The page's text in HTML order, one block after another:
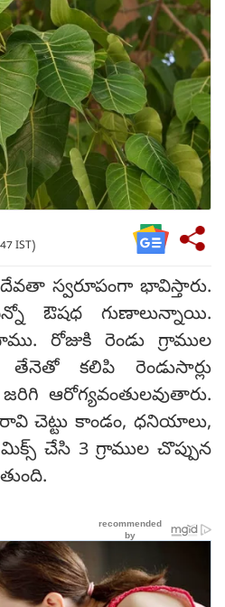
IST)
దేవతా స్వరూపంగా భావిస్తారు.
ఔషధ గుణాలున్నాయి.
రోజుకి రెండు గ్రాముల
కలిపి రెండుసార్లు
జరిగి ఆరోగ్యవంతులవుతారు.
చెట్టు కాండం, ధనియాలు,
చేసి 3 గ్రాముల చొప్పున